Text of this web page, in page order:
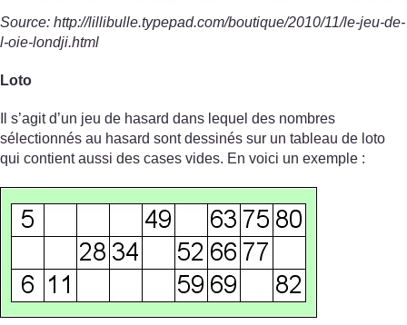
Source: http://lillibulle.typepad.com/boutique/2010/11/le-jeu-de-
l-oie-londji.html
Loto
Il s’agit d’un jeu de hasard dans lequel des nombres
sélectionnés au hasard sont dessinés sur un tableau de loto
qui contient aussi des cases vides. En voici un exemple :